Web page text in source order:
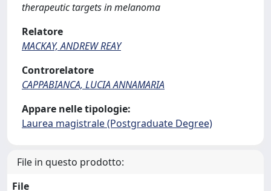
therapeutic targets in melanoma
Relatore
MACKAY, ANDREW REAY
Controrelatore
CAPPABIANCA, LUCIA ANNAMARIA
Appare nelle tipologie:
Laurea magistrale (Postgraduate Degree)
File in questo prodotto:
File